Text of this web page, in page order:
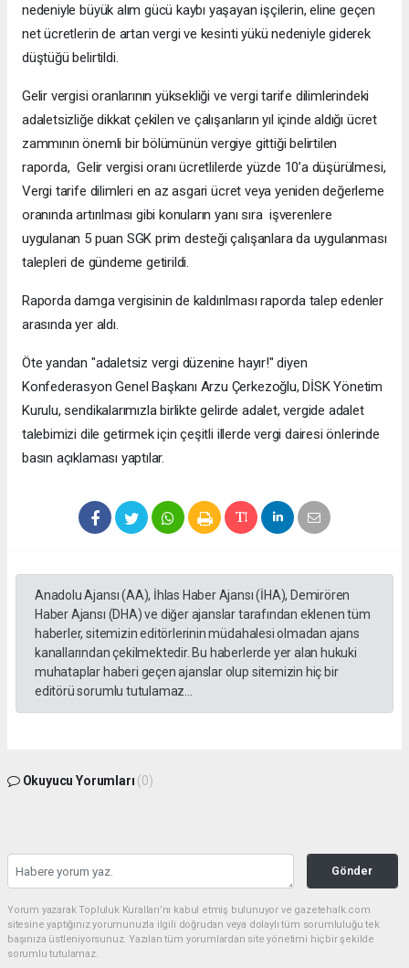
nedeniyle büyük alım gücü kaybı yaşayan işçilerin, eline geçen
net ücretlerin de artan vergi ve kesinti yükü nedeniyle giderek
düştüğü belirtildi.
Gelir vergisi oranlarının yüksekliği ve vergi tarife dilimlerindeki
adaletsizliğe dikkat çekilen ve çalışanların yıl içinde aldığı ücret
zammının önemli bir bölümünün vergiye gittiği belirtilen
raporda, Gelir vergisi oranı ücretlilerde yüzde 10’a düşürülmesi,
Vergi tarife dilimleri en az asgari ücret veya yeniden değerleme
oranında artırılması gibi konuların yanı sıra işverenlere
uygulanan 5 puan SGK prim desteği çalışanlara da uygulanması
talepleri de gündeme getirildi.
Raporda damga vergisinin de kaldırılması raporda talep edenler
arasında yer aldı.
Öte yandan "adaletsiz vergi düzenine hayır!" diyen
Konfederasyon Genel Başkanı Arzu Çerkezoğlu, DİSK Yönetim
Kurulu, sendikalarımızla birlikte gelirde adalet, vergide adalet
talebimizi dile getirmek için çeşitli illerde vergi dairesi önlerinde
basın açıklaması yaptılar.
Anadolu Ajansı (AA), İhlas Haber Ajansı (İHA), Demirören
Haber Ajansı (DHA) ve diğer ajanslar tarafından eklenen tüm
haberler, sitemizin editörlerinin müdahalesi olmadan ajans
kanallarından çekilmektedir. Bu haberlerde yer alan hukuki
muhataplar haberi geçen ajanslar olup sitemizin hiç bir
editörü sorumlu tutulamaz...
Okuyucu Yorumları (0)
Gönder
Yorum yazarak Topluluk Kuralları’nı kabul etmiş bulunuyor ve gazetehalk.com
sitesine yaptığınız yorumunuzla ilgili doğrudan veya dolaylı tüm sorumluluğu tek
başınıza üstleniyorsunuz. Yazılan tüm yorumlardan site yönetimi hiçbir şekilde
sorumlu tutulamaz.